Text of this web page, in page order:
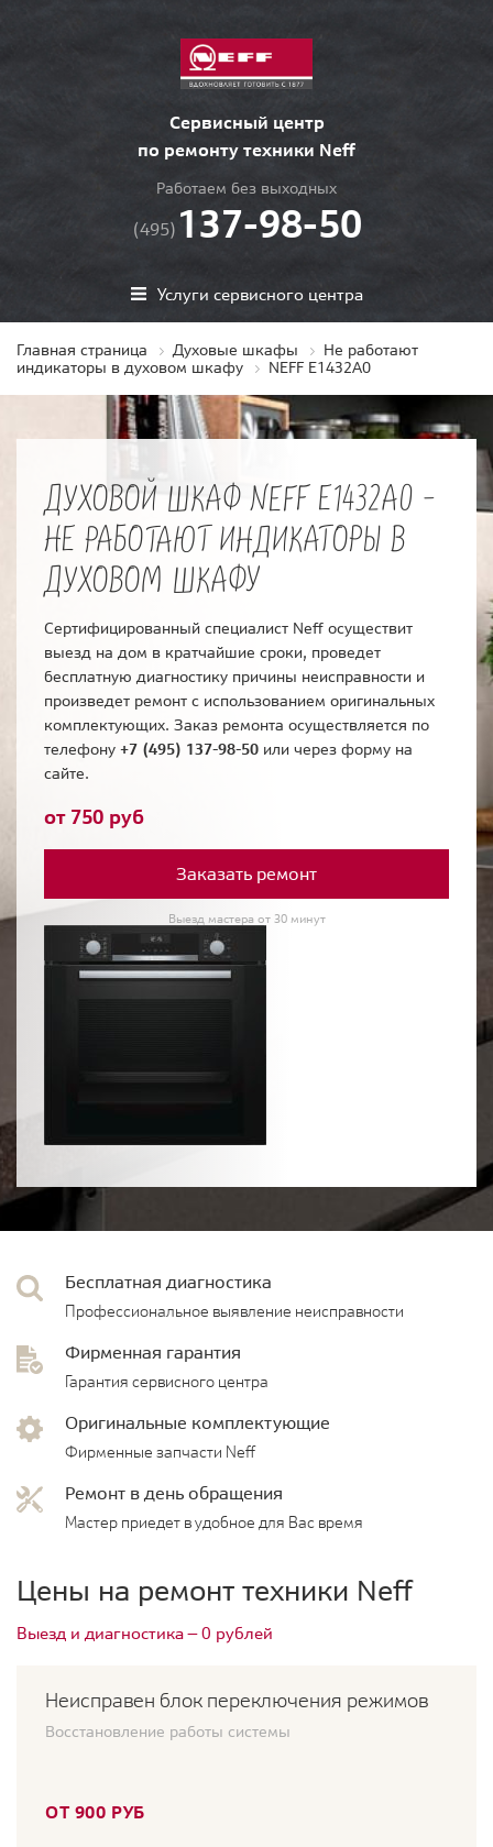
Сервисный центр
по ремонту техники Neff
Работаем без выходных
(495) 137-98-50
Услуги сервисного центра
Главная страница Духовые шкафы
Не работают
индикаторы в духовом шкафу
NEFF E1432A0
ДУХОВОЙ ШКАФ NEFF E1432A0 -
НЕ РАБОТАЮТ ИНДИКАТОРЫ В
ДУХОВОМ ШКАФУ
Сертифицированный специалист Neff осуществит
выезд на дом в кратчайшие сроки, проведет
бесплатную диагностику причины неисправности и
произведет ремонт с использованием оригинальных
комплектующих. Заказ ремонта осуществляется по
телефону +7 (495) 137-98-50 или через форму на
сайте.
от 750 руб
Заказать ремонт
Выезд мастера от 30 минут
Бесплатная диагностика
Профессиональное выявление неисправности
Фирменная гарантия
Гарантия сервисного центра
Оригинальные комплектующие
Фирменные запчасти Neff
Ремонт в день обращения
Мастер приедет в удобное для Вас время
Цены на ремонт техники Neff
Выезд и диагностика — 0 рублей
Неисправен блок переключения режимов
Восстановление работы системы
ОТ 900 РУБ